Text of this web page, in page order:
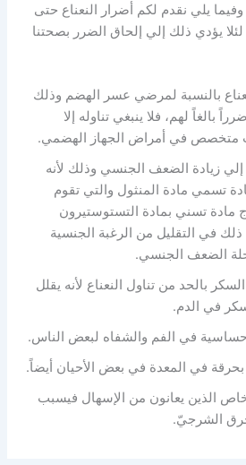
يلي نقدم لكم أضرار النعناع حتى
يؤدي ذلك إلي إلحاق الضرر بصحتنا
بالنسبة لمرضي عسر الهضم وذلك
بالغاً لهم، فلا ينبغي تناوله إلا
متخصص في أمراض الجهاز الهضمي.
زيادة الضعف الجنسي وذلك لأنه
تسمي مادة المنثول والتي تقوم
مادة تسني بمادة التستوستيرون
ذلك في التقليل من الرغبة الجنسية
الضعف الجنسي.
بالحد من تناول النعناع لأنه يقلل
في الدم.
حساسية في الفم والشفاه لبعض الناس.
في المعدة في بعض الأحيان أيضاً.
الذين يعانون من الإسهال فيسبب
الشرجيّ.